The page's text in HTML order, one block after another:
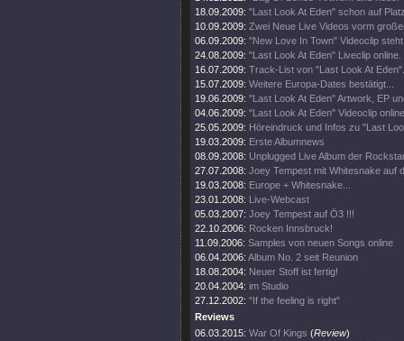
18.09.2009: "Last Look At Eden" schon auf
10.09.2009: Zwei Neue Live Videos vorm
06.09.2009: "New Love In Town" Videoclip
24.08.2009: "Last Look At Eden" Liveclip online.
16.07.2009: Track-List von "Last Look At
15.07.2009: Weitere Europa-Dates bestätigt...
19.06.2009: "Last Look At Eden" Artwork, EP
04.06.2009: "Last Look At Eden" Videoclip
25.05.2009: Höreindruck und Infos zu "Last
19.03.2009: Erste Albumnews
08.09.2008: Unplugged Live Album der
27.07.2008: Joey Tempest mit Whitesnake auf
19.03.2008: Europe + Whitesnake...
23.01.2008: Live-Webcast
05.03.2007: Joey Tempest auf Ö3 !!!
22.10.2006: Rocken Innsbruck!
11.09.2006: Samples von neuen Songs online
06.04.2006: Album No. 2 seit Reunion
18.08.2004: Neuer Stoff ist fertig!
20.04.2004: im Studio
27.12.2002: "If the feeling is right"
Reviews
06.03.2015: War Of Kings (Review)